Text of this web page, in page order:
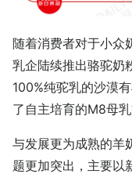
随着消费者对于小众
乳企陆续推出骆驼奶
100%纯驼乳的沙漠
了自主培育的M8母
与发展更为成熟的羊
题更加突出，主要以